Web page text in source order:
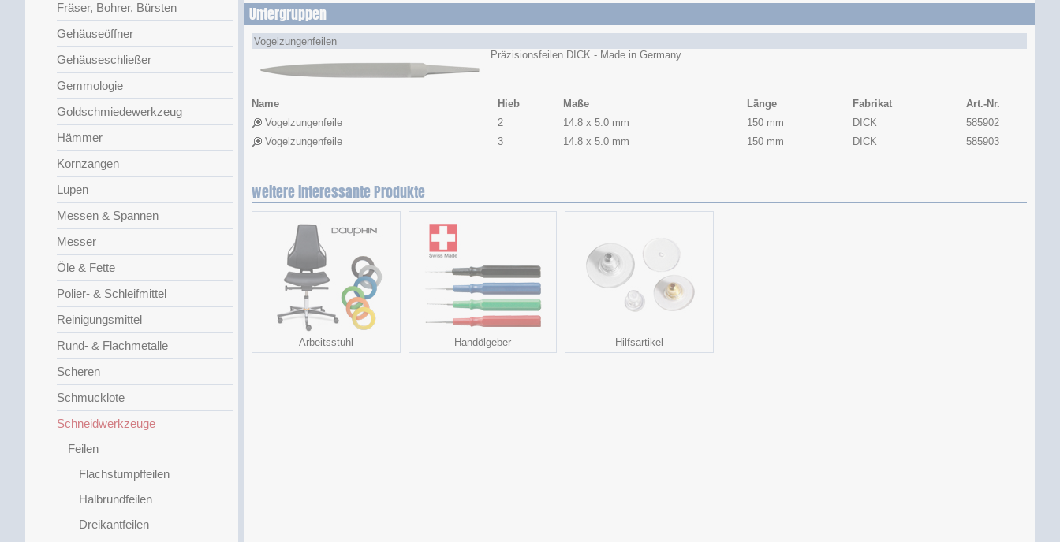
Fräser, Bohrer, Bürsten
Gehäuseöffner
Gehäuseschließer
Gemmologie
Goldschmiedewerkzeug
Hämmer
Kornzangen
Lupen
Messen & Spannen
Messer
Öle & Fette
Polier- & Schleifmittel
Reinigungsmittel
Rund- & Flachmetalle
Scheren
Schmucklote
Schneidwerkzeuge
Feilen
Flachstumpffeilen
Halbrundfeilen
Dreikantfeilen
Untergruppen
Vogelzungenfeilen
Präzisionsfeilen DICK - Made in Germany
Name Hieb Maße Länge Fabrikat
Art.-Nr.
Vogelzungenfeile
2 14.8 x 5.0 mm 150 mm DICK
585902
Vogelzungenfeile
3 14.8 x 5.0 mm 150 mm DICK 585903
weitere interessante Produkte
Arbeitsstuhl Handölgeber Hilfsartikel